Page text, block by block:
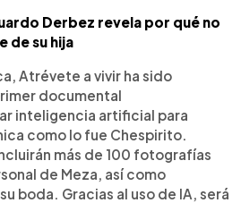
Derbez revela por qué no
de su hija
Atrévete a vivir ha sido
documental
inteligencia artificial para
como lo fue Chespirito.
más de 100 fotografías
de Meza, así como
boda. Gracias al uso de IA, será